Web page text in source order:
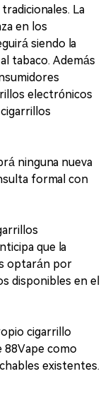
La
en los
siendo la
tabaco. Además
electrónicos
ninguna nueva
formal con
que la
optarán por
disponibles en el
cigarrillo
88Vape como
existentes.